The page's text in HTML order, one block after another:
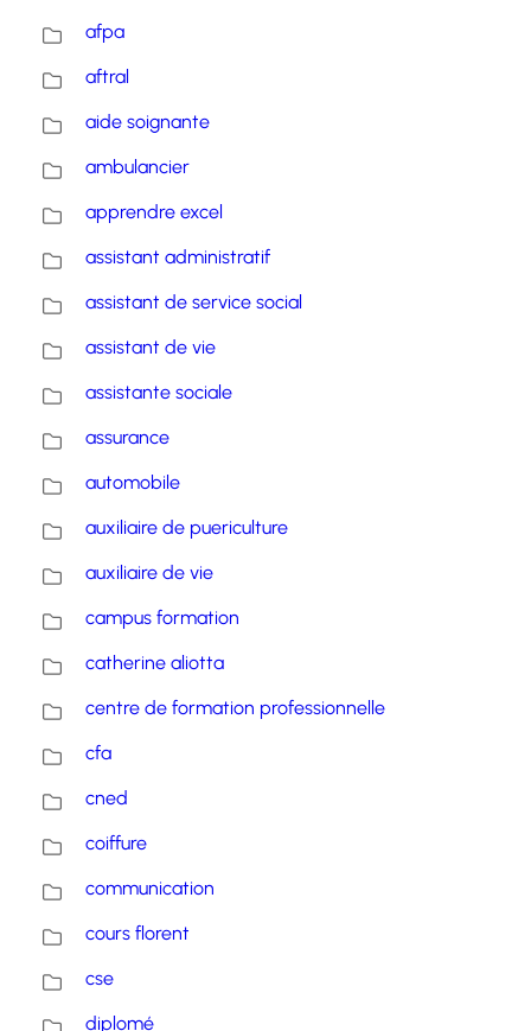
afpa
aftral
aide soignante
ambulancier
apprendre excel
assistant administratif
assistant de service social
assistant de vie
assistante sociale
assurance
automobile
auxiliaire de puericulture
auxiliaire de vie
campus formation
catherine aliotta
centre de formation professionnelle
cfa
cned
coiffure
communication
cours florent
cse
diplomé